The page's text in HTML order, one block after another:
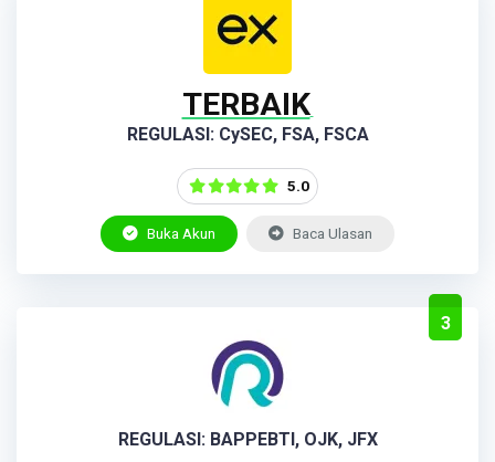
TERBAIK
REGULASI: CySEC, FSA, FSCA
5.0
Buka Akun Baca Ulasan
3
REGULASI: BAPPEBTI, OJK, JFX